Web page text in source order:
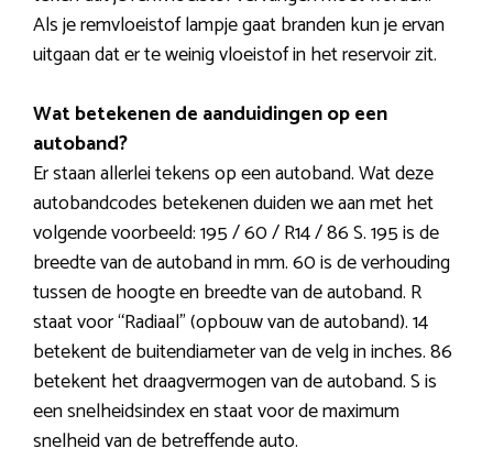
Als je remvloeistof lampje gaat branden kun je ervan
uitgaan dat er te weinig vloeistof in het reservoir zit.
Wat betekenen de aanduidingen op een
autoband?
Er staan allerlei tekens op een autoband. Wat deze
autobandcodes betekenen duiden we aan met het
volgende voorbeeld: 195 / 60 / R14 / 86 S. 195 is de
breedte van de autoband in mm. 60 is de verhouding
tussen de hoogte en breedte van de autoband. R
staat voor “Radiaal” (opbouw van de autoband). 14
betekent de buitendiameter van de velg in inches. 86
betekent het draagvermogen van de autoband. S is
een snelheidsindex en staat voor de maximum
snelheid van de betreffende auto.